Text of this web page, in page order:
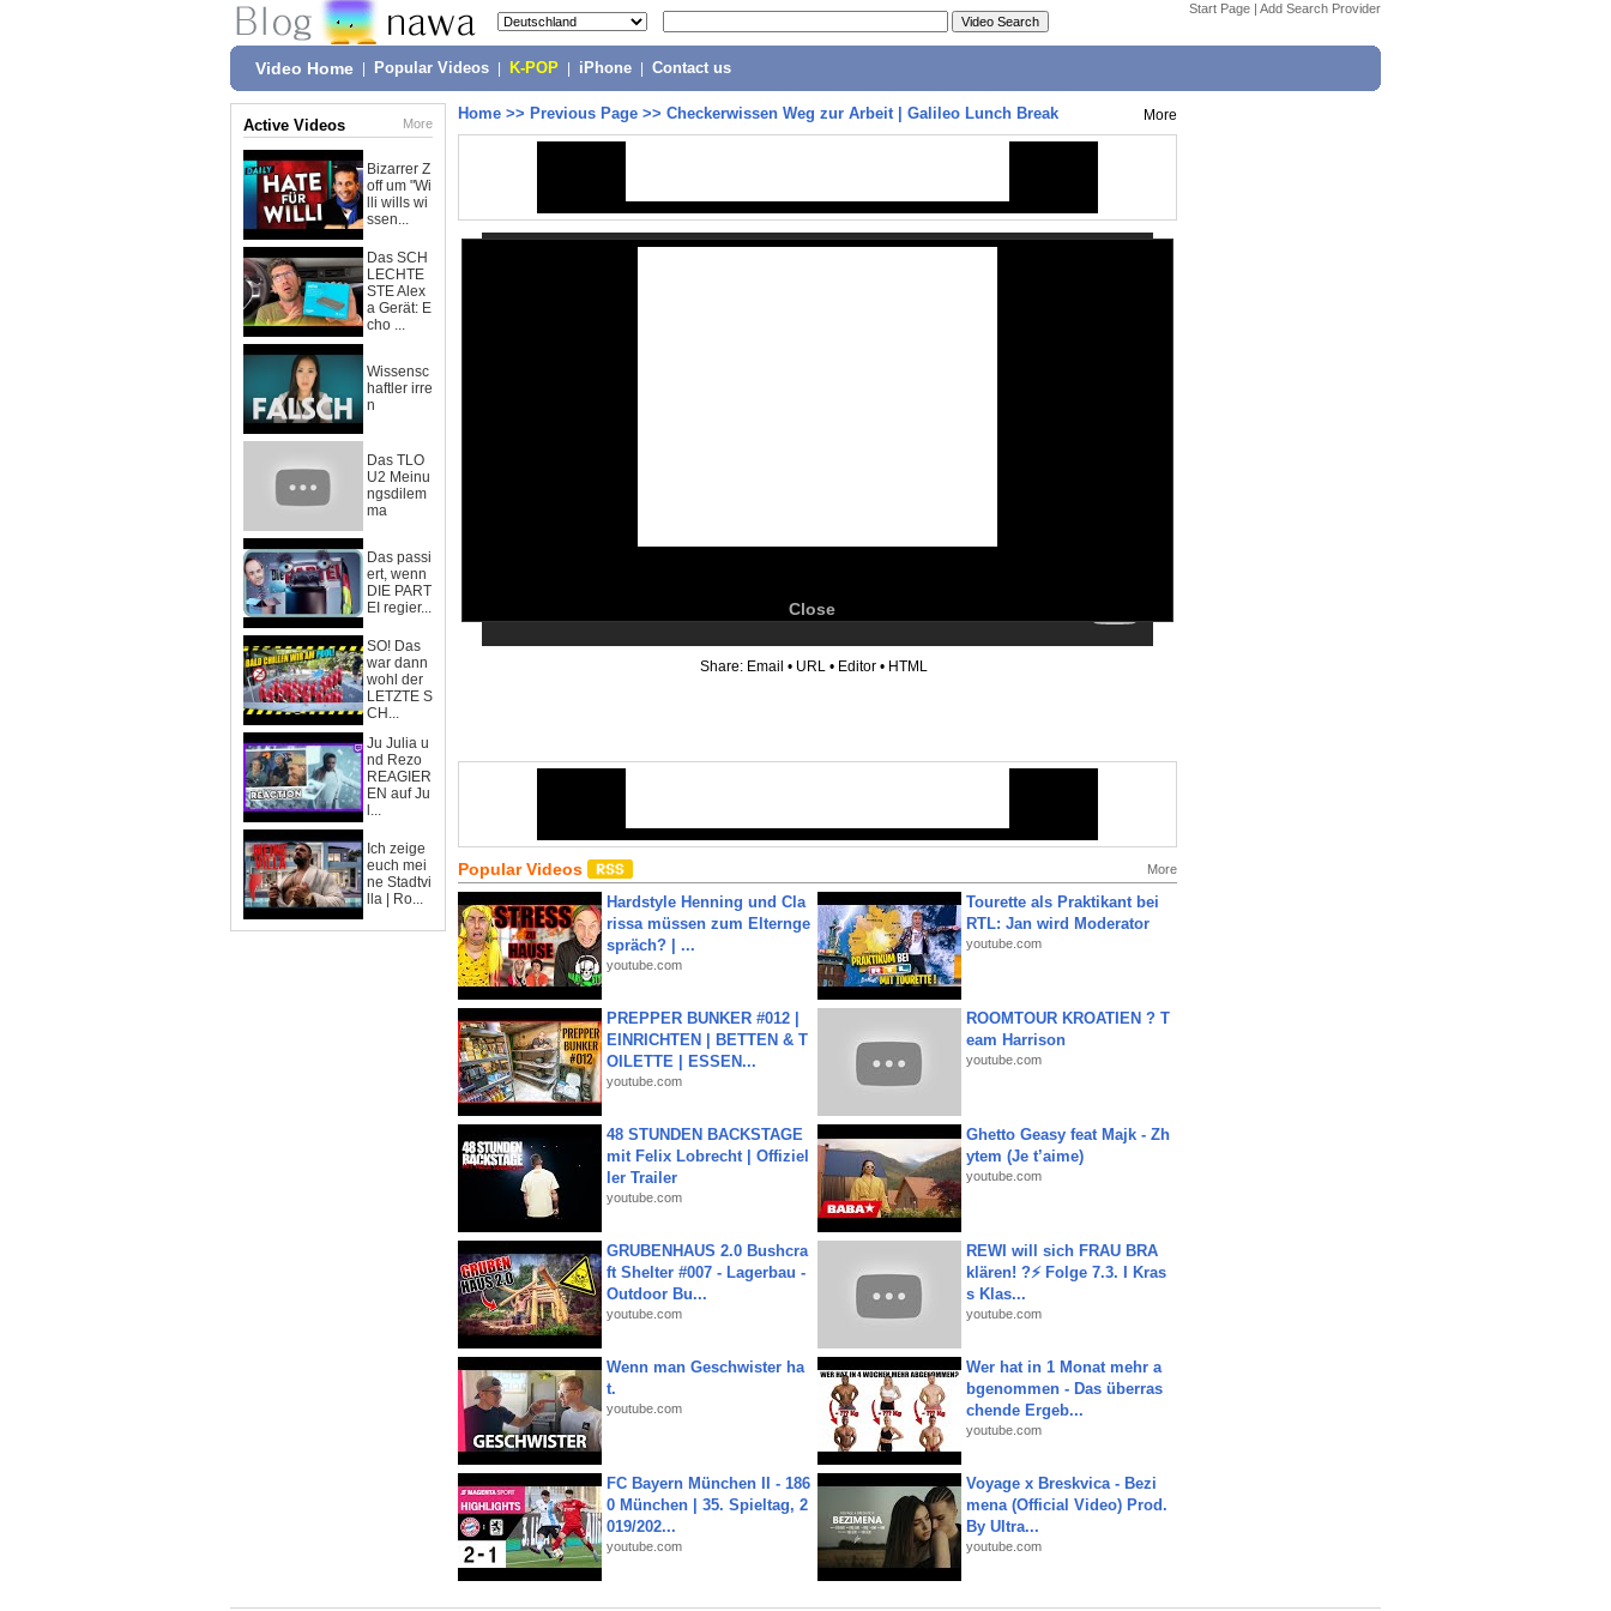
Start Page | Add Search Provider
Video Home Popular Videos K-POP iPhone Contact us
Active Videos More
Bizarrer Z
off um "Wi
lli wills wi
ssen...
Das SCH
LECHTE
STE Alex
a Gerät: E
cho ...
Wissensc
haftler irre
n
Das TLO
U2 Meinu
ngsdilem
ma
Das passi
ert, wenn
DIE PART
EI regier...
SO! Das
war dann
wohl der
LETZTE S
CH...
Ju Julia u
nd Rezo
REAGIER
EN auf Ju
l...
Ich zeige
euch mei
ne Stadtvi
lla | Ro...
Home >> Previous Page >> Checkerwissen Weg zur Arbeit | Galileo Lunch Break More
Close
Share: Email • URL • Editor • HTML
Popular Videos More
Hardstyle Henning und Cla
rissa müssen zum Elternge
spräch? | ...
youtube.com
Tourette als Praktikant bei
RTL: Jan wird Moderator
youtube.com
PREPPER BUNKER #012 |
EINRICHTEN | BETTEN & T
OILETTE | ESSEN...
youtube.com
ROOMTOUR KROATIEN ? T
eam Harrison
youtube.com
48 STUNDEN BACKSTAGE
mit Felix Lobrecht | Offiziel
ler Trailer
youtube.com
Ghetto Geasy feat Majk - Zh
ytem (Je t’aime)
youtube.com
GRUBENHAUS 2.0 Bushcra
ft Shelter #007 - Lagerbau -
Outdoor Bu...
youtube.com
REWI will sich FRAU BRA
klären! ?⚡️ Folge 7.3. I Kras
s Klas...
youtube.com
Wenn man Geschwister ha
t.
youtube.com
Wer hat in 1 Monat mehr a
bgenommen - Das überras
chende Ergeb...
youtube.com
FC Bayern München II - 186
0 München | 35. Spieltag, 2
019/202...
youtube.com
Voyage x Breskvica - Bezi
mena (Official Video) Prod.
By Ultra...
youtube.com